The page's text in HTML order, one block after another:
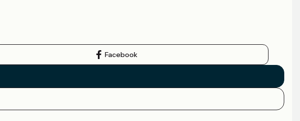
Facebook